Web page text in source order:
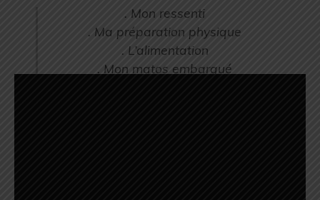
. Mon ressenti
. Ma préparation physique
. L’alimentation
. Mon matos embarqué